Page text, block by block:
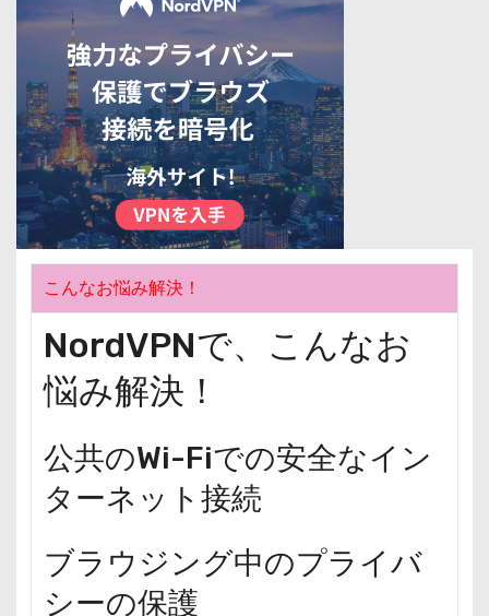
こんなお悩み解決！
NordVPNで、こんなお
悩み解決！
公共のWi-Fiでの安全なイン
ターネット接続
ブラウジング中のプライバ
シーの保護